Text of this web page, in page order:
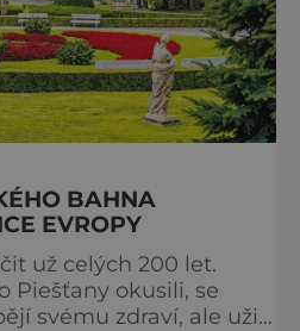
BAHNA
EVROPY
už celých 200 let.
Piešťany okusili, se
svému zdraví, ale užijí